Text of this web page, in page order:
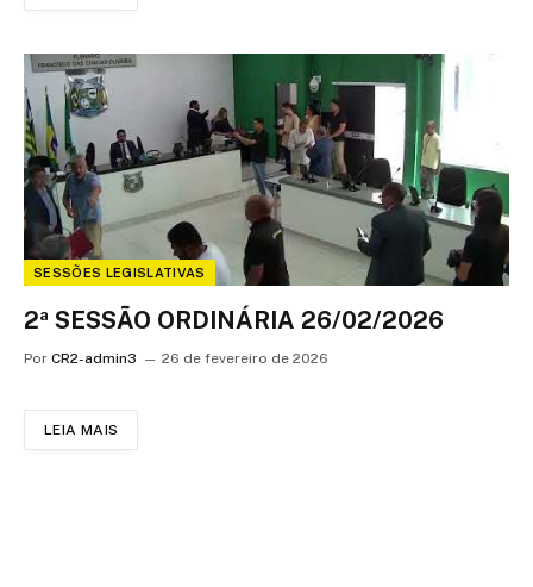
SESSÕES LEGISLATIVAS
2ª SESSÃO ORDINÁRIA 26/02/2026
Por CR2-admin3 26 de fevereiro de 2026
LEIA MAIS